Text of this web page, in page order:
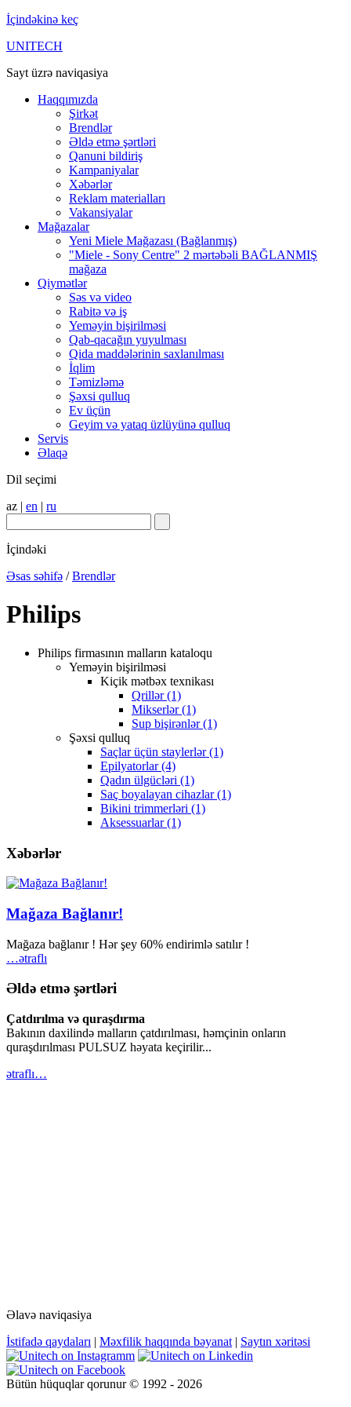
İçindəkinə keç
UNITECH
Sayt üzrə naviqasiya
Haqqımızda
Şirkət
Brendlər
Əldə etmə şərtləri
Qanuni bildiriş
Kampaniyalar
Xəbərlər
Reklam materialları
Vakansiyalar
Mağazalar
Yeni Miele Mağazası (Bağlanmış)
"Miele - Sony Centre" 2 mərtəbəli BAĞLANMIŞ
mağaza
Qiymətlər
Səs və video
Rabitə və iş
Yeməyin bişirilməsi
Qab-qacağın yuyulması
Qida maddələrinin saxlanılması
İqlim
Təmizləmə
Şəxsi qulluq
Ev üçün
Geyim və yataq üzlüyünə qulluq
Servis
Əlaqə
Dil seçimi
az | en | ru
İçindəki
Əsas səhifə /Brendlər
Philips
Philips firmasının malların kataloqu
Yeməyin bişirilməsi
Kiçik mətbəx texnikası
Qrillər (1)
Mikserlər (1)
Sup bişirənlər (1)
Şəxsi qulluq
Saçlar üçün staylerlər (1)
Epilyatorlar (4)
Qadın ülgücləri (1)
Saç boyalayan cihazlar (1)
Bikini trimmerləri (1)
Aksessuarlar (1)
Xəbərlər
Mağaza Bağlanır!
Mağaza bağlanır ! Hər şey 60% endirimlə satılır !
…ətraflı
Əldə etmə şərtləri
Çatdırılma və quraşdırma
Bakının daxilində malların çatdırılması, həmçinin onların
quraşdırılması PULSUZ həyata keçirilir...
ətraflı…
Əlavə naviqasiya
İstifadə qaydaları | Məxfilik haqqında bəyanat | Saytın xəritəsi
Bütün hüquqlar qorunur © 1992 - 2026